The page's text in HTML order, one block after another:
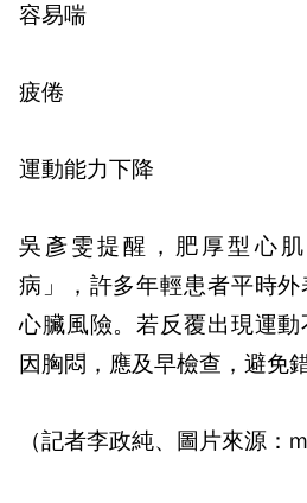
容易喘
疲倦
運動能力下降
吳彥雯提醒，肥厚型心
病」，許多年輕患者平時
心臟風險。若反覆出現運
因胸悶，應及早檢查，避免
（記者李政純、圖片來源：